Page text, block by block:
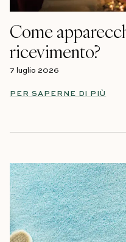
Come
ricevimento?
7 luglio 2026
PER SAPERNE DI PIÙ